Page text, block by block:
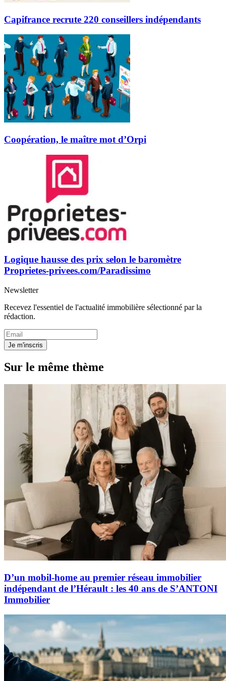
Capifrance recrute 220 conseillers indépendants
Coopération, le maître mot d’Orpi
Logique hausse des prix selon le baromètre
Proprietes-privees.com/Paradissimo
Newsletter
Recevez l'essentiel de l'actualité immobilière sélectionné par la
rédaction.
Je m'inscris
Sur le même thème
D’un mobil-home au premier réseau immobilier
indépendant de l’Hérault : les 40 ans de S’ANTONI
Immobilier